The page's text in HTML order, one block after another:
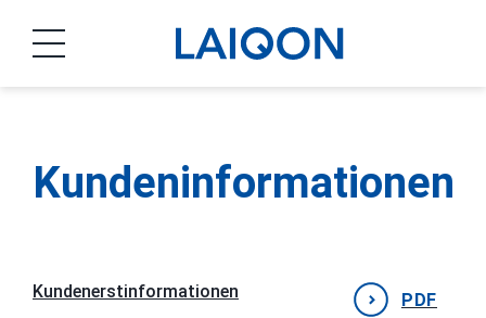
LAIQON
Kundeninformationen
Kundenerstinformationen
PDF